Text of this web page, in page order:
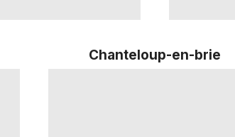
Chanteloup-en-brie